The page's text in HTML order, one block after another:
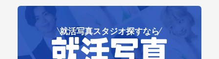
就活写真スタジオ探すなら